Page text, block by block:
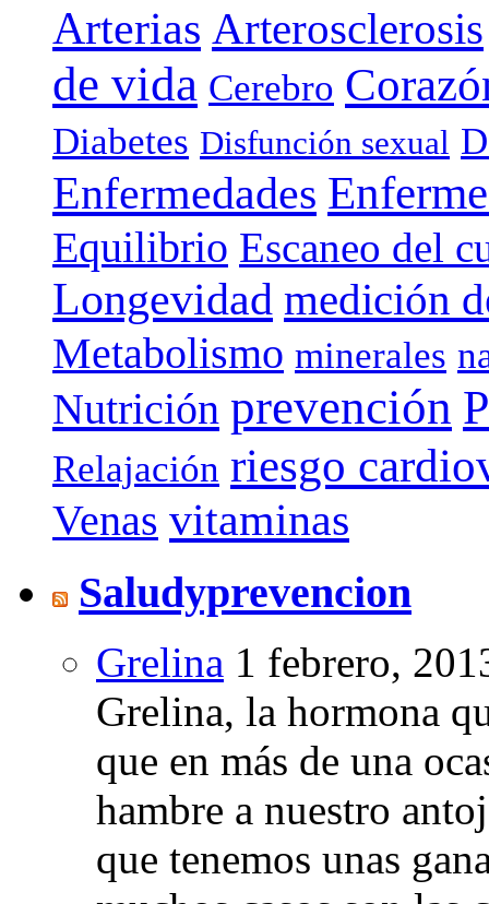
Arterias Arterosclerosis
de vida Cerebro
Diabetes Disfunción sexual
Enfermedades
Equilibrio Escaneo del
Longevidad medición
Metabolismo minerales
Nutrición prevención
Relajación riesgo
Venas vitaminas
Saludyprevencion
Grelina 1 febrero,
Grelina, la hormona
que en más de una
hambre a nuestro
que tenemos unas